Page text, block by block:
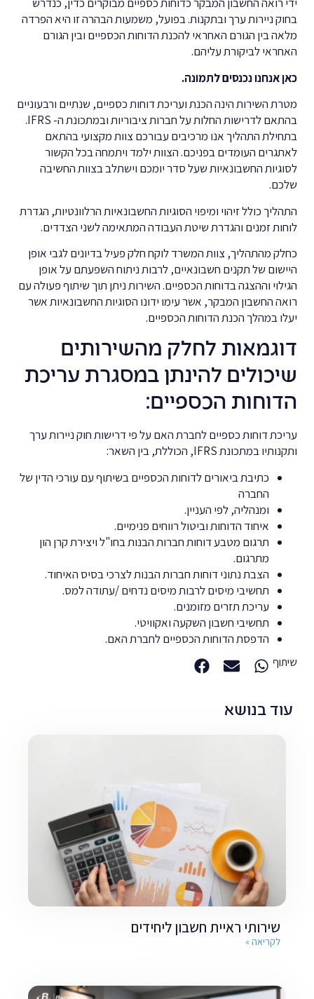
שיתוף
בחוק ניירות ערך ובתקנות. בפועל, משמעות הבהרה זו היא הפרדה
מלאה בין הגורם האחראי להכנת הדוחות הכספיים ובין הגורם
האחראי לביקורת עליהם.
כאן אנחנו נכנסים לתמונה.
מטרת השירות הינה הכנת ועריכת דוחות כספיים, שנתיים ורבעוניים
בהתאם לדרישות החלות על חברות ציבוריות ובמתכונת ה- IFRS.
בתחילת התהליך אנו מרכיבים עבורכם צוות מקצועי בהתאם
לאתגרים העומדים בפניכם. הצוות ילמד ויתמחה בכל הקשור
לסוגיות החשבונאיות שעל סדר יומכם וישתלב בצוות החשיבה
שלכם.
התהליך כולל זיהוי ומיפוי הסוגיות החשבונאיות הרלוונטיות, הגדרת
לוחות זמנים והגדרת שיטת העבודה המתאימה לשני הצדדים.
כחלק מהתהליך, צוות המשרד לוקח חלק פעיל בדיונים לגבי אופן
היישום של תקנים חשבונאיים, לרבות ניתוח השפעתם על אופן
הגילוי וההצגה בדוחות הכספיים. השירות ניתן תוך שיתוף פעולה עם
רואה החשבון המבקר, אשר עימו ידונו הסוגיות החשבונאיות אשר
יעלו במהלך הכנת הדוחות הכספיים.
דוגמאות לחלק מהשירותים
שיכולים להינתן במסגרת עריכת
הדוחות הכספיים:
עריכת דוחות כספיים לחברת האם על פי דרישות חוק ניירות ערך
ותקנותיו במתכונת IFRS, הכוללת, בין השאר:
כתיבת ביאורים לדוחות הכספיים בשיתוף עם עורכי הדין של
החברה
ומנהליה, לפי העניין.
איחוד הדוחות וביטול רווחים פנימיים.
תרגום מטבע דוחות חברות הבנות בחו"ל ויצירת קרן הון
מתרגום.
הצבת נתוני דוחות חברות הבנות לצרכי בסיס האיחוד.
תחשיבי מיסים לרבות מיסים נדחים /עתודה למס.
עריכת תזרים מזומנים.
תחשיבי חשבון השקעה ואקוויטי.
הדפסת הדוחות הכספיים לחברת האם.
עוד בנושא
שירותי ראיית חשבון ליחידים
לקריאה »